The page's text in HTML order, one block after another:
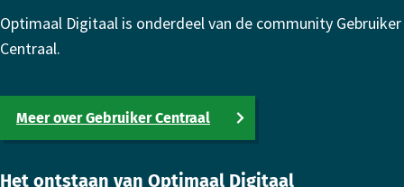
Optimaal Digitaal is onderdeel van de community Gebruiker
Centraal.
Meer over Gebruiker Centraal
Het ontstaan van Optimaal Digitaal